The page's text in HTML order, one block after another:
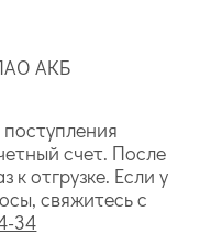
АКБ
счет. После
к отгрузке. Если у
свяжитесь с
34